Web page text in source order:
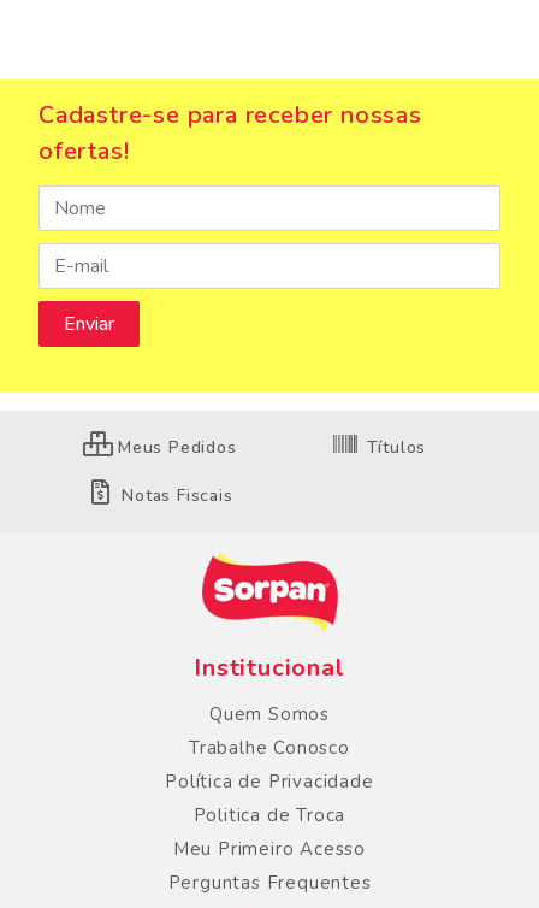
Cadastre-se para receber nossas
ofertas!
Meus Pedidos Títulos
Notas Fiscais
Institucional
Quem Somos
Trabalhe Conosco
Política de Privacidade
Politica de Troca
Meu Primeiro Acesso
Perguntas Frequentes